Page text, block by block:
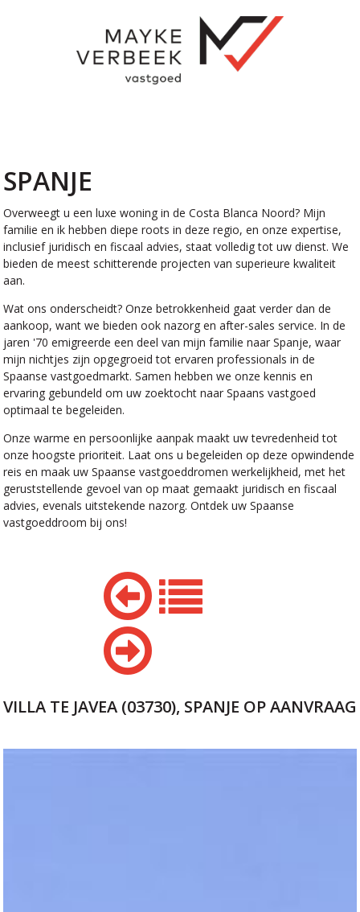
SPANJE
Overweegt u een luxe woning in de Costa Blanca Noord? Mijn
familie en ik hebben diepe roots in deze regio, en onze expertise,
inclusief juridisch en fiscaal advies, staat volledig tot uw dienst. We
bieden de meest schitterende projecten van superieure kwaliteit
aan.
Wat ons onderscheidt? Onze betrokkenheid gaat verder dan de
aankoop, want we bieden ook nazorg en after-sales service. In de
jaren '70 emigreerde een deel van mijn familie naar Spanje, waar
mijn nichtjes zijn opgegroeid tot ervaren professionals in de
Spaanse vastgoedmarkt. Samen hebben we onze kennis en
ervaring gebundeld om uw zoektocht naar Spaans vastgoed
optimaal te begeleiden.
Onze warme en persoonlijke aanpak maakt uw tevredenheid tot
onze hoogste prioriteit. Laat ons u begeleiden op deze opwindende
reis en maak uw Spaanse vastgoeddromen werkelijkheid, met het
geruststellende gevoel van op maat gemaakt juridisch en fiscaal
advies, evenals uitstekende nazorg. Ontdek uw Spaanse
vastgoeddroom bij ons!
VILLA TE JAVEA (03730), SPANJE OP AANVRAAG